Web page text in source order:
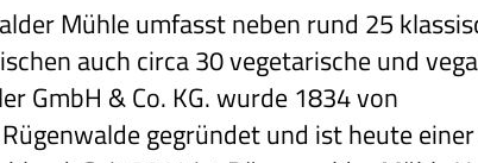
Mühle umfasst neben rund 25
auch circa 30 vegetarische und
GmbH & Co. KG. wurde 1834 von
gegründet und ist heute